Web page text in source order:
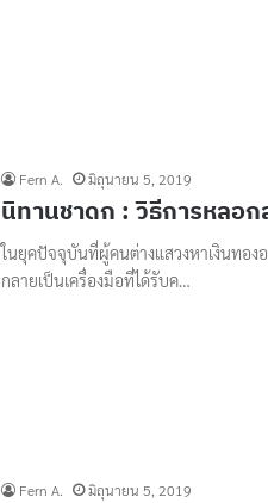
Fern A. มิถุนายน 5, 2019
นิทานชาดก : วิธีการหลอก
ในยุคปัจจุบันที่ผู้คนต่างแสวงหาเงินทอง
กลายเป็นเครื่องมือที่ได้รับค…
Fern A. มิถุนายน 5, 2019